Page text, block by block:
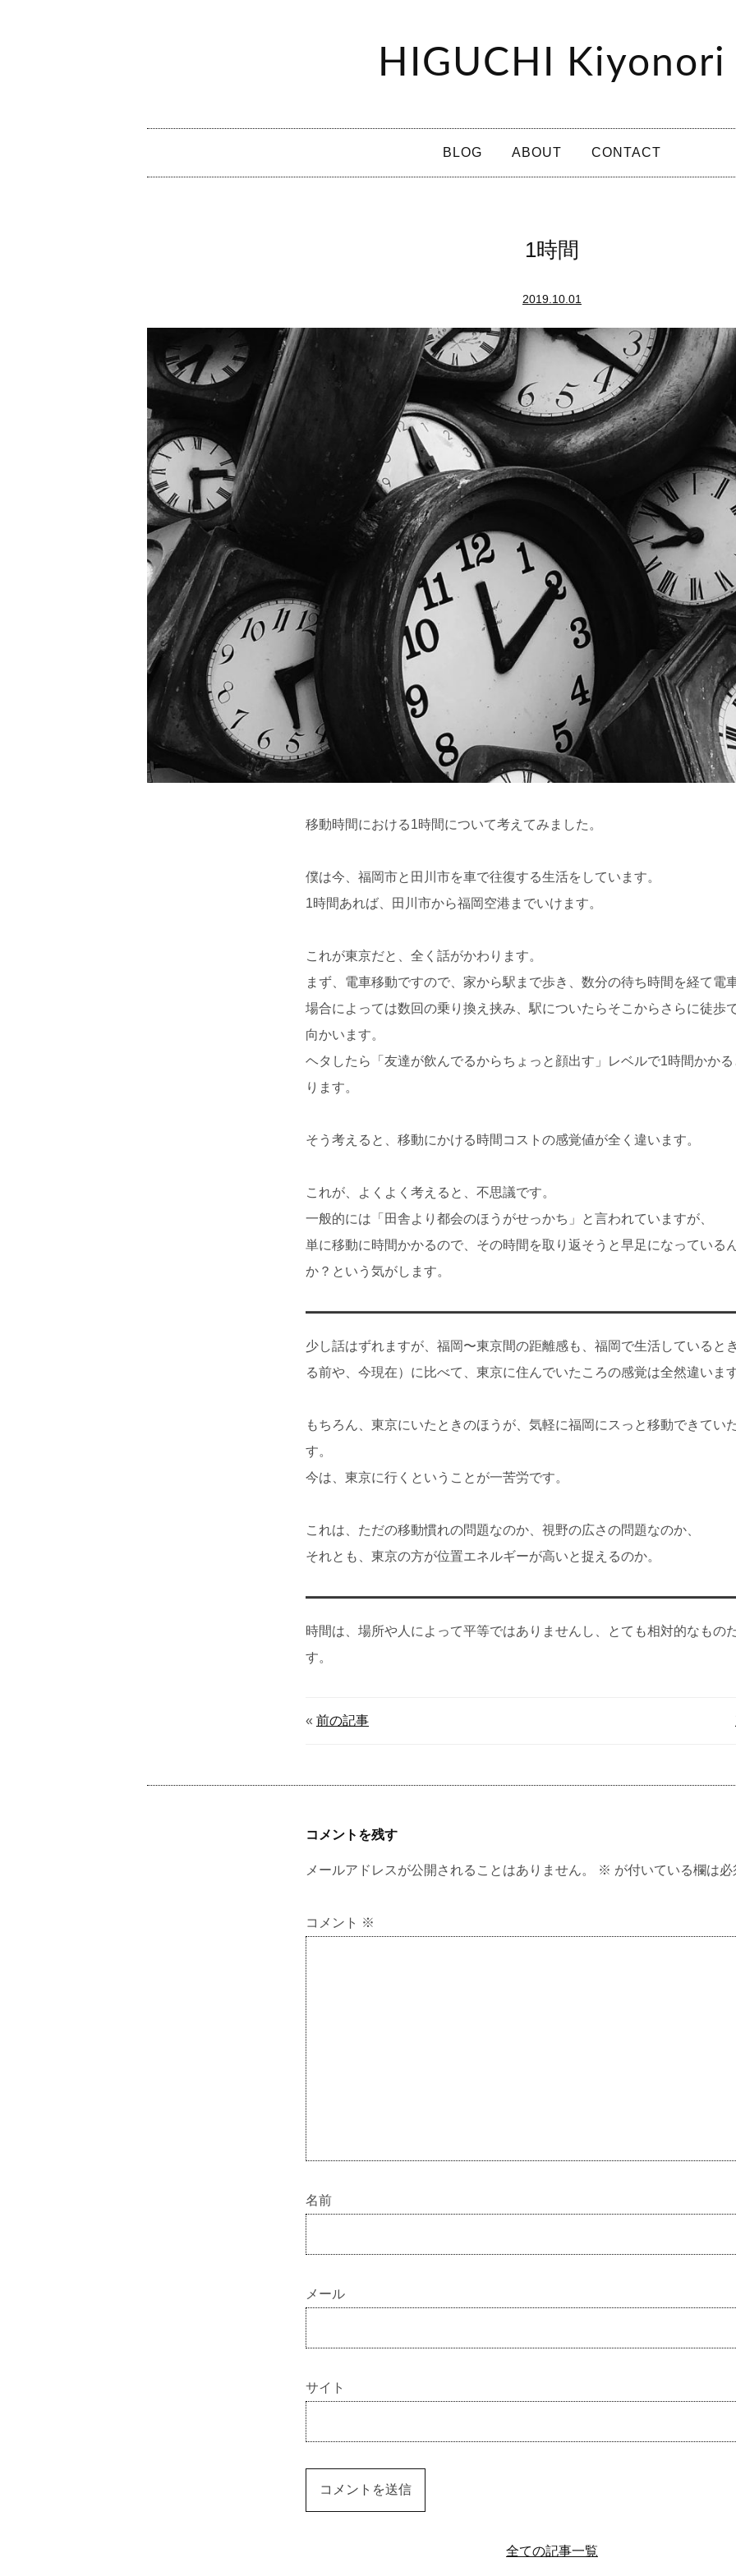
HIGUCHI Kiyonori
イ
BLOG ABOUT CONTACT
1時間
2019.10.01
移動時間における1時間について考えてみました。
僕は今、福岡市と田川市を車で往復する生活をしています。
1時間あれば、田川市から福岡空港までいけます。
これが東京だと、全く話がかわります。
まず、電車移動ですので、家から駅まで歩き、数分の待ち時間を経て電
場合によっては数回の乗り換え挟み、駅についたらそこからさらに徒歩
向かいます。
ヘタしたら「友達が飲んでるからちょっと顔出す」レベルで1時間かか
ります。
そう考えると、移動にかける時間コストの感覚値が全く違います。
これが、よくよく考えると、不思議です。
一般的には「田舎より都会のほうがせっかち」と言われていますが、
単に移動に時間かかるので、その時間を取り返そうと早足になっている
か？という気がします。
少し話はずれますが、福岡〜東京間の距離感も、福岡で生活していると
る前や、今現在）に比べて、東京に住んでいたころの感覚は全然違います
もちろん、東京にいたときのほうが、気軽に福岡にスっと移動できてい
す。
今は、東京に行くということが一苦労です。
これは、ただの移動慣れの問題なのか、視野の広さの問題なのか、
それとも、東京の方が位置エネルギーが高いと捉えるのか。
時間は、場所や人によって平等ではありませんし、とても相対的なもの
す。
« 前の記事
コメントを残す
メールアドレスが公開されることはありません。 ※ が付いている欄は
コメント ※
名前
メール
サイト
全ての記事一覧